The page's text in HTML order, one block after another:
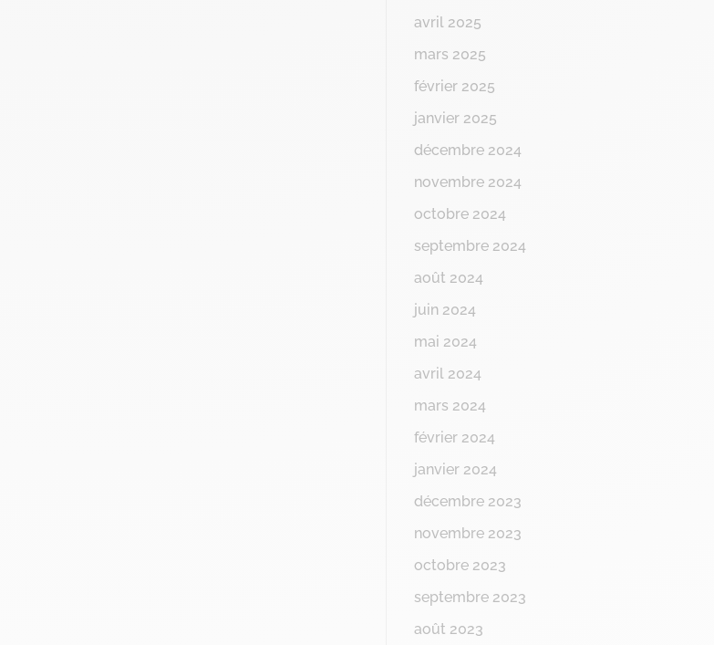
avril 2025
mars 2025
février 2025
janvier 2025
décembre 2024
novembre 2024
octobre 2024
septembre 2024
août 2024
juin 2024
mai 2024
avril 2024
mars 2024
février 2024
janvier 2024
décembre 2023
novembre 2023
octobre 2023
septembre 2023
août 2023